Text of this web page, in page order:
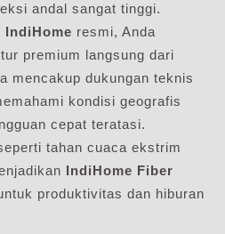
andal sangat tinggi.
IndiHome resmi, Anda
premium langsung dari
mencakup dukungan teknis
kondisi geografis
cepat teratasi.
tahan cuaca ekstrim
IndiHome Fiber
produktivitas dan hiburan